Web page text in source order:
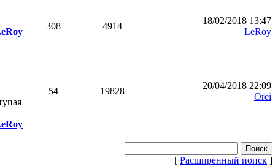
308 4914
18/02/2018 13:47
LeRoy
54 19828
20/04/2018 22:09
Orei
[ Расширенный поиск ]